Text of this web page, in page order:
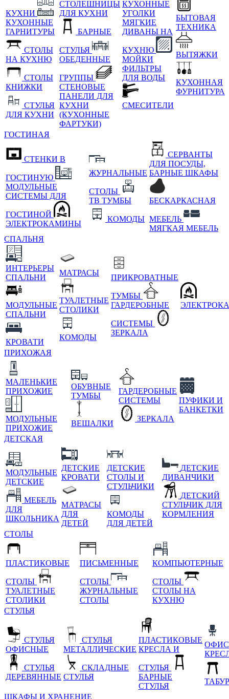
КУХНИ
КУХОННЫЕ
ГАРНИТУРЫ
СТОЛЫ
НА КУХНЮ
СТОЛЫ
КНИЖКИ
СТУЛЬЯ
ДЛЯ КУХНИ
СТОЛЕШНИЦЫ
ДЛЯ КУХНИ
БАРНЫЕ
СТУЛЬЯ
ОБЕДЕННЫЕ
ГРУППЫ
СТЕНОВЫЕ
ПАНЕЛИ ДЛЯ
КУХНИ
(КУХОННЫЕ
ФАРТУКИ)
КУХОННЫЕ
УГОЛКИ
МЯГКИЕ
ДИВАНЫ НА
КУХНЮ
МОЙКИ
ФИЛЬТРЫ
ДЛЯ ВОДЫ
СМЕСИТЕЛИ
БЫТОВАЯ
ТЕХНИКА
ВЫТЯЖКИ
КУХОННАЯ
ФУРНИТУРА
ГОСТИНАЯ
СТЕНКИ В
ГОСТИНУЮ
МОДУЛЬНЫЕ
СИСТЕМЫ ДЛЯ
ГОСТИНОЙ
ЭЛЕКТРОКАМИНЫ
ЖУРНАЛЬНЫЕ
СТОЛЫ
ТВ ТУМБЫ
КОМОДЫ
СЕРВАНТЫ
ДЛЯ ПОСУДЫ,
БАРНЫЕ ШКАФЫ
БЕСКАРКАСНАЯ
МЕБЕЛЬ
МЯГКАЯ МЕБЕЛЬ
СПАЛЬНЯ
ИНТЕРЬЕРЫ
СПАЛЬНИ
МОДУЛЬНЫЕ
СПАЛЬНИ
КРОВАТИ
МАТРАСЫ
ТУАЛЕТНЫЕ
СТОЛИКИ
КОМОДЫ
ПРИКРОВАТНЫЕ
ТУМБЫ
ГАРДЕРОБНЫЕ
СИСТЕМЫ
ЗЕРКАЛА
ПРИХОЖАЯ
МАЛЕНЬКИЕ
ПРИХОЖИЕ
МОДУЛЬНЫЕ
ПРИХОЖИЕ
ОБУВНЫЕ
ТУМБЫ
ВЕШАЛКИ
ГАРДЕРОБНЫЕ
СИСТЕМЫ
ЗЕРКАЛА
ПУФИКИ И
БАНКЕТКИ
ДЕТСКАЯ
МОДУЛЬНЫЕ
ДЕТСКИЕ
МЕБЕЛЬ
ДЛЯ
ШКОЛЬНИКА
ДЕТСКИЕ
КРОВАТИ
МАТРАСЫ
ДЛЯ
ДЕТЕЙ
ДЕТСКИЕ
СТОЛЫ И
СТУЛЬЧИКИ
КОМОДЫ
ДЛЯ ДЕТЕЙ
ДЕТСКИЕ
ДИВАНЧИКИ
ДЕТСКИЙ
СТУЛЬЧИК ДЛЯ
КОРМЛЕНИЯ
СТОЛЫ
ПЛАСТИКОВЫЕ
СТОЛЫ
ТУАЛЕТНЫЕ
СТОЛИКИ
ПИСЬМЕННЫЕ
СТОЛЫ
ЖУРНАЛЬНЫЕ
СТОЛЫ
КОМПЬЮТЕРНЫЕ
СТОЛЫ
СТОЛЫ НА
КУХНЮ
СТУЛЬЯ
СТУЛЬЯ
ОФИСНЫЕ
СТУЛЬЯ
ДЕРЕВЯННЫЕ
СТУЛЬЯ
МЕТАЛЛИЧЕСКИЕ
СКЛАДНЫЕ
СТУЛЬЯ
ПЛАСТИКОВЫЕ
КРЕСЛА И
СТУЛЬЯ
БАРНЫЕ
СТУЛЬЯ
ШКАФЫ И ХРАНЕНИЕ